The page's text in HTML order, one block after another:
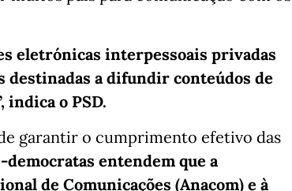
eletrónicas interpessoais privadas
destinadas a difundir conteúdos de
indica o PSD.
garantir o cumprimento efetivo das
democratas entendem que a
de Comunicações (Anacom) e à